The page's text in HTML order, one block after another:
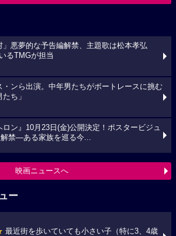
」悪夢的な予告編解禁、主題歌は松本孝弘
いるTMGが担当
・ンら出演。中年男たちがボートレースに挑む
たち」
ロン』10月23日(金)公開決定！ポスタービジュ
禁―ある家族を巡る今...
映画ニュースへ
ー
最近街を歩いていても小さい子（特に3、4歳